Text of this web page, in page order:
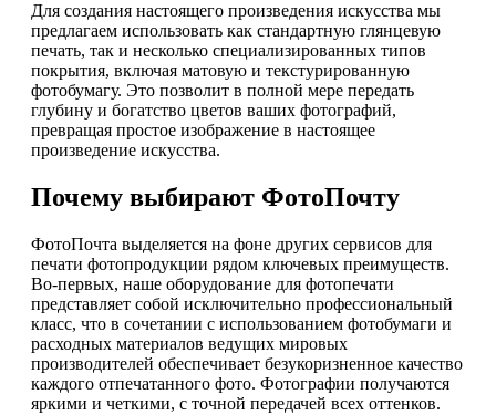
Для создания настоящего произведения искусства мы
предлагаем использовать как стандартную глянцевую
печать, так и несколько специализированных типов
покрытия, включая матовую и текстурированную
фотобумагу. Это позволит в полной мере передать
глубину и богатство цветов ваших фотографий,
превращая простое изображение в настоящее
произведение искусства.
Почему выбирают ФотоПочту
ФотоПочта выделяется на фоне других сервисов для
печати фотопродукции рядом ключевых преимуществ.
Во-первых, наше оборудование для фотопечати
представляет собой исключительно профессиональный
класс, что в сочетании с использованием фотобумаги и
расходных материалов ведущих мировых
производителей обеспечивает безукоризненное качество
каждого отпечатанного фото. Фотографии получаются
яркими и четкими, с точной передачей всех оттенков.